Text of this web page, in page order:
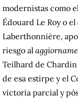
modernistas como
Édouard Le Roy o
Laberthonnière,
riesgo al
Teilhard de
de esa estirpe y el
victoria parcial y